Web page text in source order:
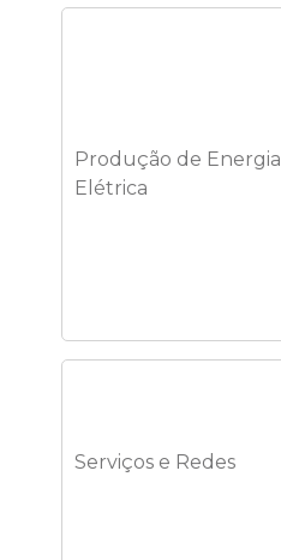
Produção de Energia
Elétrica
Serviços e Redes